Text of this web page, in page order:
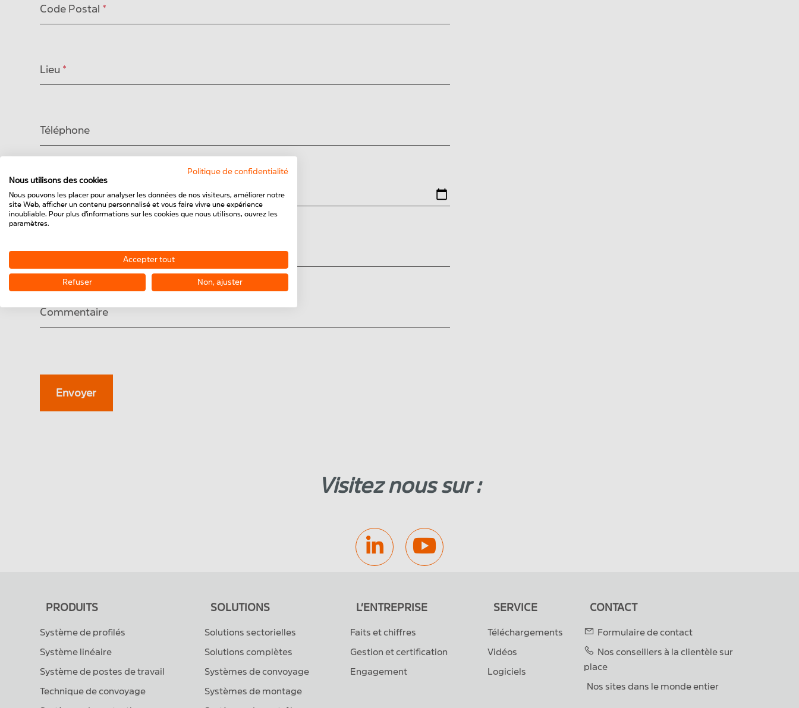
Code Postal *
Lieu *
Téléphone
À quelle heure êtes-vous facilement joignable ?
Commentaire
Envoyer
Visitez nous sur :
PRODUITS
Système de profilés
Système linéaire
Système de postes de travail
Technique de convoyage
SOLUTIONS
Solutions sectorielles
Solutions complètes
Systèmes de convoyage
Systèmes de montage
L’ENTREPRISE
Faits et chiffres
Gestion et certification
Engagement
SERVICE
Téléchargements
Vidéos
Logiciels
CONTACT
Formulaire de contact
Nos conseillers à la clientèle sur
place
Nos sites dans le monde entier
Politique de confidentialité
Nous utilisons des cookies
Nous pouvons les placer pour analyser les données de nos visiteurs, améliorer notre
site Web, afficher un contenu personnalisé et vous faire vivre une expérience
inoubliable. Pour plus d'informations sur les cookies que nous utilisons, ouvrez les
paramètres.
Accepter tout
Refuser Non, ajuster